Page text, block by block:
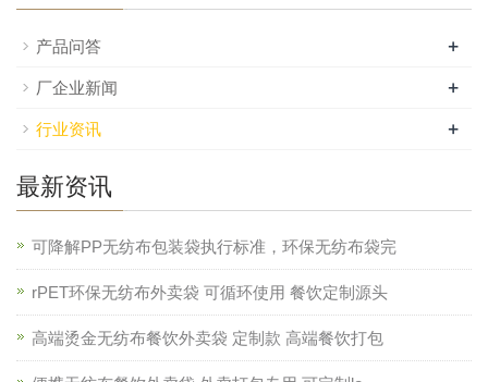
产品问答 +
厂企业新闻 +
行业资讯 +
最新资讯
可降解PP无纺布包装袋执行标准，环保无纺布袋完
rPET环保无纺布外卖袋 可循环使用 餐饮定制源头
高端烫金无纺布餐饮外卖袋 定制款 高端餐饮打包